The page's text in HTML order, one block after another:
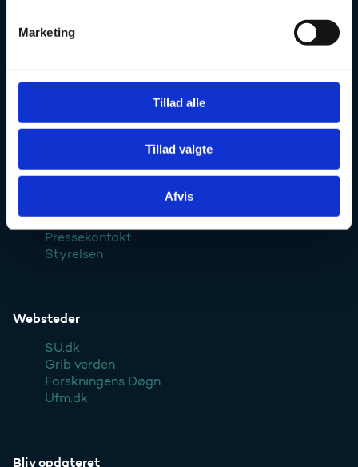
Marketing
Tillad alle
Tillad valgte
Afvis
2100 København Ø
Uddannelses- og Forskningsstyrelsen er en styrelse under
Forsknings-, Uddannelses- og Digitaliseringsministeriet:
Ufm.dk
Pressekontakt
Styrelsen
Websteder
SU.dk
Grib verden
Forskningens Døgn
Ufm.dk
Bliv opdateret